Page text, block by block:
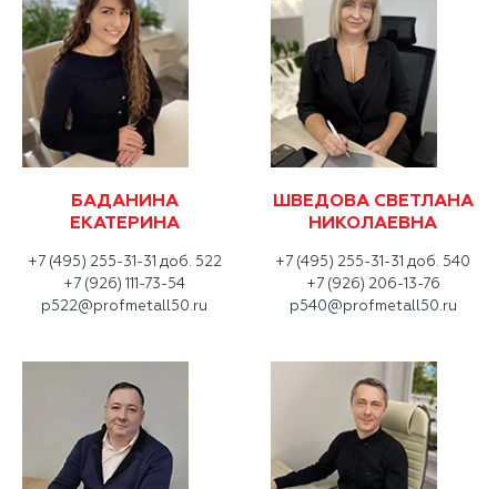
БАДАНИНА
ЕКАТЕРИНА
+7 (495) 255-31-31 доб. 522
+7 (926) 111-73-54
p522@profmetall50.ru
ШВЕДОВА СВЕТЛАНА
НИКОЛАЕВНА
+7 (495) 255-31-31 доб. 540
+7 (926) 206-13-76
p540@profmetall50.ru